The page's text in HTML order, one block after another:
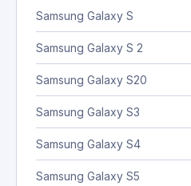
Samsung Galaxy S
Samsung Galaxy S 2
Samsung Galaxy S20
Samsung Galaxy S3
Samsung Galaxy S4
Samsung Galaxy S5